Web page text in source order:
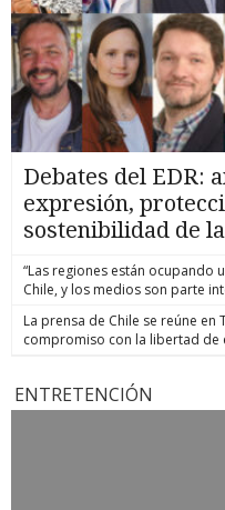
Debates del EDR:
expresión,
sostenibilidad de
“Las regiones están
Chile, y los medios son parte
La prensa de Chile se reúne
compromiso con la libertad de
ENTRETENCIÓN